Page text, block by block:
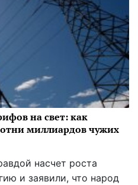
на свет: как
миллиардов чужих
насчет роста
и заявили, что народ